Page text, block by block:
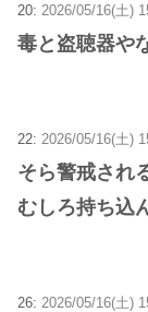
20: 2026/05/16(土)
毒と盗聴器や
22: 2026/05/16(土)
そら警戒され
むしろ持ち込
26: 2026/05/16(土)